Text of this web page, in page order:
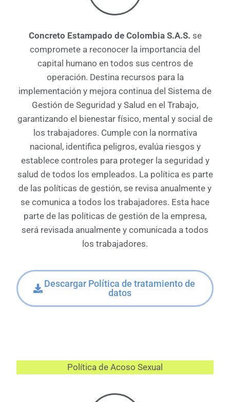
Concreto Estampado de Colombia S.A.S. se
compromete a reconocer la importancia del
capital humano en todos sus centros de
operación. Destina recursos para la
implementación y mejora continua del Sistema de
Gestión de Seguridad y Salud en el Trabajo,
garantizando el bienestar físico, mental y social de
los trabajadores. Cumple con la normativa
nacional, identifica peligros, evalúa riesgos y
establece controles para proteger la seguridad y
salud de todos los empleados. La política es parte
de las políticas de gestión, se revisa anualmente y
se comunica a todos los trabajadores. Esta hace
parte de las políticas de gestión de la empresa,
será revisada anualmente y comunicada a todos
los trabajadores.
Descargar Política de tratamiento de
datos
Política de Acoso Sexual